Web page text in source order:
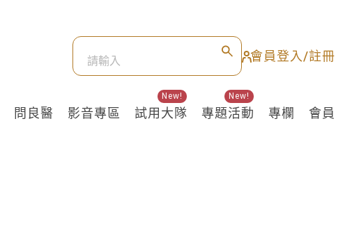
會員登入/註冊
問良醫 影音專區 試用大隊
New!
專題活動
New!
專欄 會員